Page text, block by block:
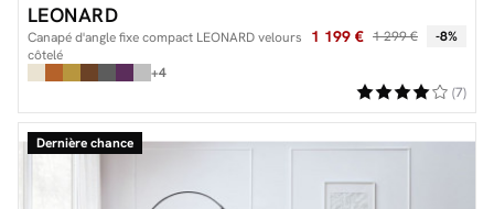
LEONARD
Canapé d'angle fixe compact LEONARD velours
côtelé
1 199 € 1 299 € -8%
+4
(7)
Dernière chance